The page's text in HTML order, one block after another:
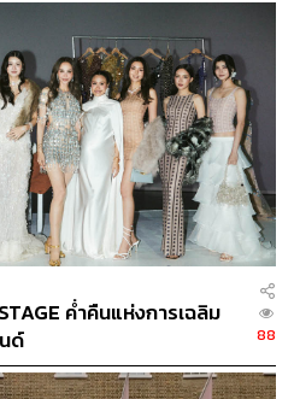
ค่ำคืนแห่งการเฉลิม
ด์
88